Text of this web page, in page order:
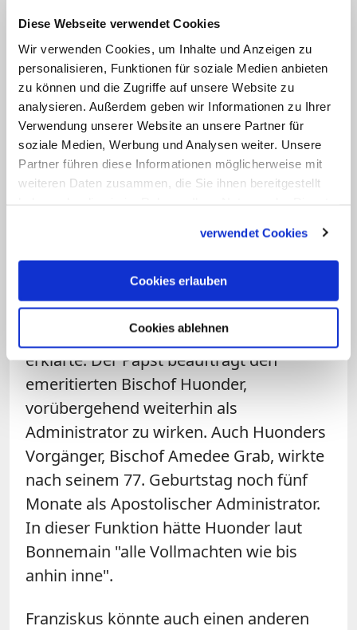
Diese Webseite verwendet Cookies
Wir verwenden Cookies, um Inhalte und Anzeigen zu
personalisieren, Funktionen für soziale Medien anbieten
zu können und die Zugriffe auf unsere Website zu
analysieren. Außerdem geben wir Informationen zu Ihrer
Verwendung unserer Website an unsere Partner für
soziale Medien, Werbung und Analysen weiter. Unsere
Partner führen diese Informationen möglicherweise mit
weiteren Daten zusammen, die Sie ihnen bereitgestellt
verwendet Cookies
Cookies erlauben
Cookies ablehnen
Vorschläge schon nach Rom geschickt
hat, ist unklar. Ebenso wenig wird mit
einer nochmaligen Verlängerung der
Amtszeit von Huonder gerechnet. Für
wahrscheinlicher halten Beobachter eine
Übergangslösung.
Dazu gibt es drei mögliche Szenarien, wie
Joseph Bonnemain, Offizial im Bistum
Chur, kürzlich im Infoblatt der
katholischen Kirche im Kanton Zürich
erklärte: Der Papst beauftragt den
emeritierten Bischof Huonder,
vorübergehend weiterhin als
Administrator zu wirken. Auch Huonders
Vorgänger, Bischof Amedee Grab, wirkte
nach seinem 77. Geburtstag noch fünf
Monate als Apostolischer Administrator.
In dieser Funktion hätte Huonder laut
Bonnemain "alle Vollmachten wie bis
anhin inne".
Franziskus könnte auch einen anderen